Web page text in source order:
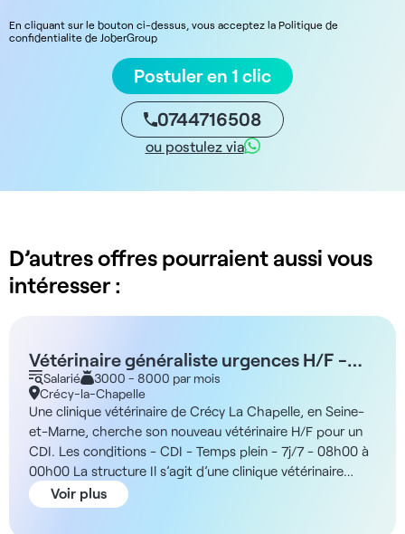
En cliquant sur le bouton ci-dessus, vous acceptez la Politique de
confidentialite de JoberGroup
Postuler en 1 clic
0744716508
ou postulez via
D’autres offres pourraient aussi vous
intéresser :
Vétérinaire généraliste urgences H/F -
Crécy La Chapelle 77
Salarié
3000 - 8000 par mois
Crécy-la-Chapelle
Une clinique vétérinaire de Crécy La Chapelle, en Seine-
et-Marne, cherche son nouveau vétérinaire H/F pour un
CDI. Les conditions - CDI - Temps plein - 7j/7 - 08h00 à
00h00 La structure Il s’agit d’une clinique vétérinaire
généraliste (canine à 100%) située à proximité d’une gare,
implantée dans un environnement agréable. En outre, les
Voir plus